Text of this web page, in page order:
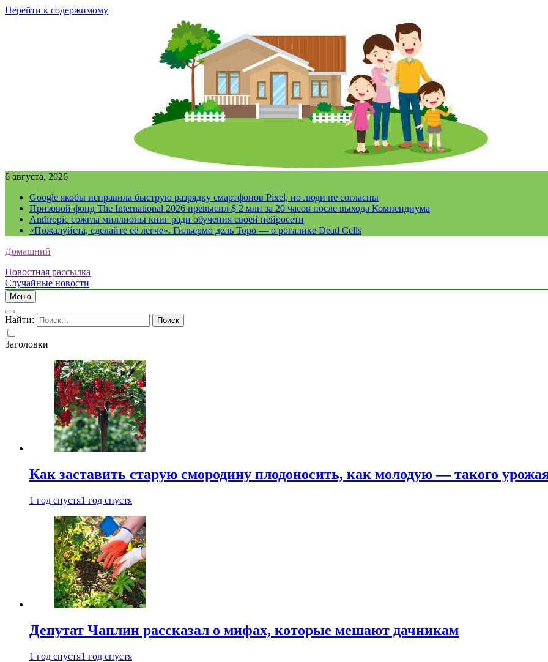
Перейти к содержимому
6 августа, 2026
Google якобы исправила быструю разрядку смартфонов Pixel, но люди не согласны
Призовой фонд The International 2026 превысил $ 2 млн за 20 часов после выхода Компендиума
Anthropic сожгла миллионы книг ради обучения своей нейросети
«Пожалуйста, сделайте её легче». Гильермо дель Торо — о рогалике Dead Cells
Домашний
Новостная рассылка
Случайные новости
Меню
Найти:
Заголовки
Как заставить старую смородину плодоносить, как молодую — такого
1 год спустя1 год спустя
Депутат Чаплин рассказал о мифах, которые мешают дачникам
1 год спустя1 год спустя